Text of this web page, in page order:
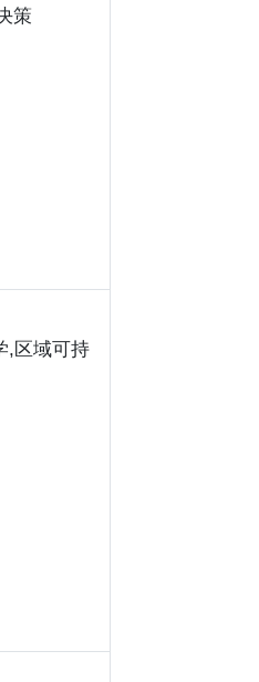
策
,区域可持